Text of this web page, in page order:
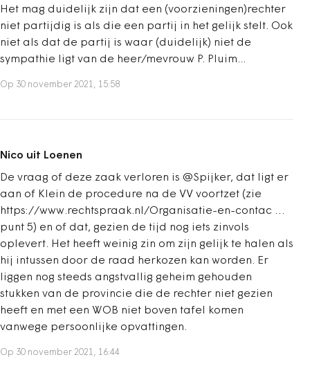
Het mag duidelijk zijn dat een (voorzieningen)rechter
niet partijdig is als die een partij in het gelijk stelt. Ook
niet als dat de partij is waar (duidelijk) niet de
sympathie ligt van de heer/mevrouw P. Pluim...
Op 30 november 2021, 15:58
Nico uit Loenen
De vraag of deze zaak verloren is @Spijker, dat ligt er
aan of Klein de procedure na de VV voortzet (zie
https://www.rechtspraak.nl/Organisatie-en-contac …
punt 5) en of dat, gezien de tijd nog iets zinvols
oplevert. Het heeft weinig zin om zijn gelijk te halen als
hij intussen door de raad herkozen kan worden. Er
liggen nog steeds angstvallig geheim gehouden
stukken van de provincie die de rechter niet gezien
heeft en met een WOB niet boven tafel komen
vanwege persoonlijke opvattingen.
Op 30 november 2021, 16:44